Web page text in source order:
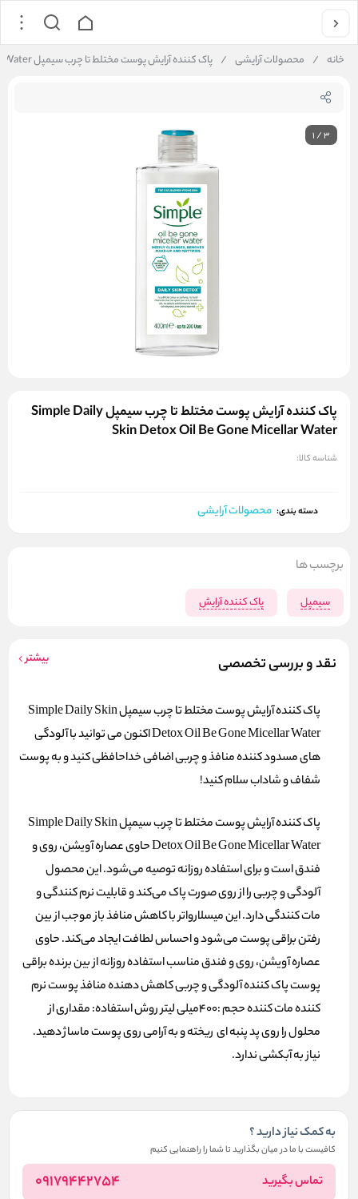
خانه / محصولات آرایشی / پاک کننده آرایش پوست مختلط تا چرب سیمپل Simple Daily Skin Detox Oil Be Gone Micellar Water
1/3
پاک کننده آرایش پوست مختلط تا چرب سیمپل Simple Daily
Skin Detox Oil Be Gone Micellar Water
شناسه کالا:
دسته بندی: محصولات آرایشی
نقد و بررسی تخصصی بیشتر
پاک کننده آرایش پوست مختلط تا چرب سیمپل Simple Daily Skin
Detox Oil Be Gone Micellar Water اکنون می توانید با آلودگی
های مسدود کننده منافذ و چربی اضافی خداحافظی کنید و به پوست
شفاف و شاداب سلام کنید!
پاک کننده آرایش پوست مختلط تا چرب سیمپل Simple Daily Skin
Detox Oil Be Gone Micellar Water حاوی عصاره آویشن، روی و
فندق است و برای استفاده روزانه توصیه می‌شود. این محصول
آلودگی و چربی را از روی صورت پاک می‌کند و قابلیت نرم کنندگی و
مات کنندگی دارد. این میسلارواتر با کاهش منافذ باز موجب از بین
رفتن براقی پوست می‌شود و احساس لطافت ایجاد می‌کند. حاوی
عصاره آویشن، روی و فندق مناسب استفاده روزانه از بین برنده براقی
پوست پاک کننده آلودگی و چربی کاهش دهنده منافذ پوست نرم
کننده مات کننده حجم :400میلی لیتر روش استفاده: مقداری از
محلول را روی پد پنبه ای ریخته و به آرامی روی پوست ماساژ دهید.
نیاز به آبکشی ندارد.
به کمک نیاز دارید ؟
کافیست با ما در میان بگذارید تا شما را راهنمایی کنیم
تماس بگیرید 09179442754
برچسب ها
سیمپل پاک کننده آرایش